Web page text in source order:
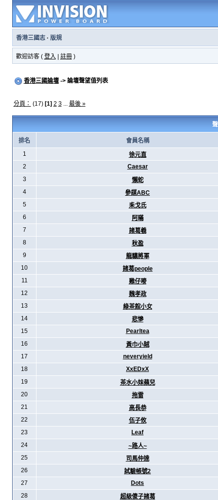
香港三國志· 版規
歡迎訪客 ( 登入 註冊)
香港三國論壇-> 論壇聲望值列表
分頁： (17) [1] 2 3... 最後 »
排名
會員名稱
1
徐元直
2
Caesar
3
懶蛇
4
參謀ABC
5
耒戈氏
6
阿暪
7
諸葛羲
8
秋盈
9
龍驤將軍
10
諸葛people
11
雞仔嘜
12
魏孝政
13
綠茶館小女
14
悲慘
15
Pearltea
16
黃巾小賊
17
neveryield
18
XxEDxX
19
茶水小妹蘋兒
20
拖雷
21
高長恭
22
伍子攸
23
Leaf
24
~路人~
25
司馬仲達
26
試驗帳號2
27
Dots
28
超級傻子諸葛